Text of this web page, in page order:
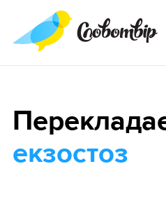
екзостоз